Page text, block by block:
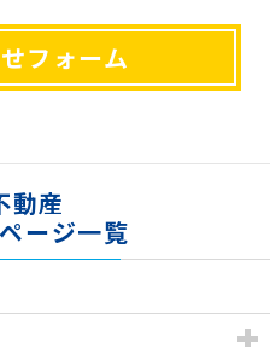
川1丁目1-1
部
フォーム
動産
ージ一覧